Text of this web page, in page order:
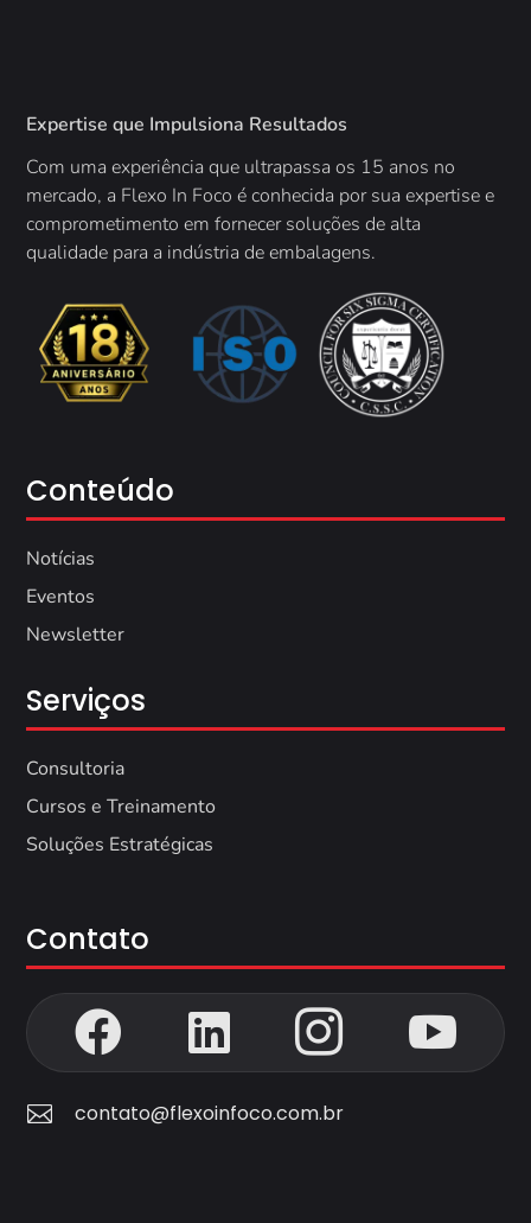
Expertise que Impulsiona Resultados
Com uma experiência que ultrapassa os 15 anos no
mercado, a Flexo In Foco é conhecida por sua expertise e
comprometimento em fornecer soluções de alta
qualidade para a indústria de embalagens.
Conteúdo
Notícias
Eventos
Newsletter
Serviços
Consultoria
Cursos e Treinamento
Soluções Estratégicas
Contato
   
 contato@flexoinfoco.com.br